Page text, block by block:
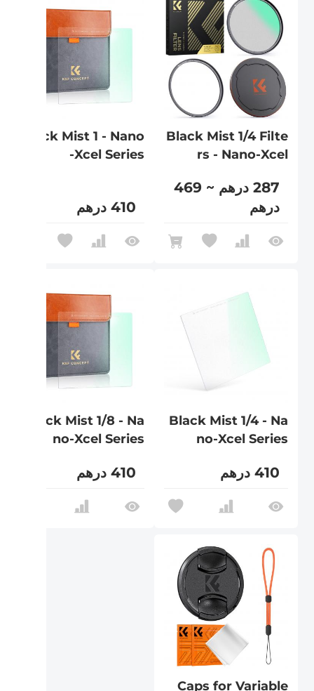
Black Mist 1/4 Filte
rs - Nano-Xcel
287 درهم ~ 469
درهم
Black Mist 1 - Nano
-Xcel Series
410 درهم
Black Mist 1/4 - Na
no-Xcel Series
410 درهم
Black Mist 1/8 - Na
no-Xcel Series
410 درهم
Caps for Variable